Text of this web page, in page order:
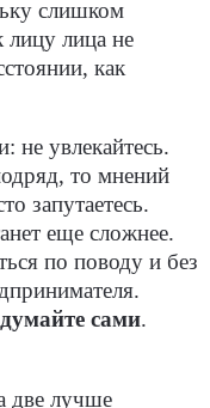
слишком
лица не
как
не увлекайтесь.
то мнений
запутаетесь.
еще сложнее.
по поводу и без
сами.